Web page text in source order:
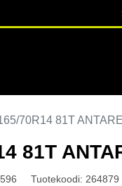
70R14 81T
81T
Tuotekoodi: 264879